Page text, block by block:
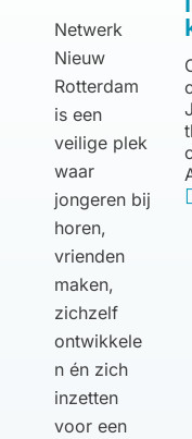
Netwerk
Nieuw
Rotterdam
is een
veilige plek
waar
jongeren bij
horen,
vrienden
maken,
zichzelf
ontwikkele
n én zich
inzetten
voor een